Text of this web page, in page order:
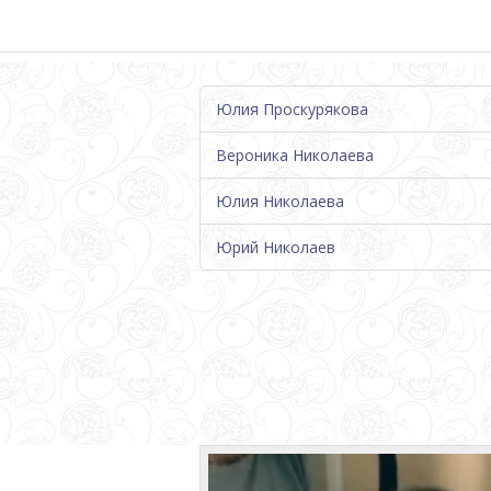
Юлия Проскурякова
Вероника Николаева
Юлия Николаева
Юрий Николаев